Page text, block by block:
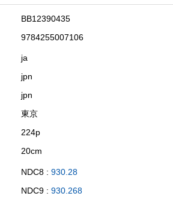
BB12390435
9784255007106
ja
jpn
jpn
東京
224p
20cm
NDC8 : 930.28
NDC9 : 930.268